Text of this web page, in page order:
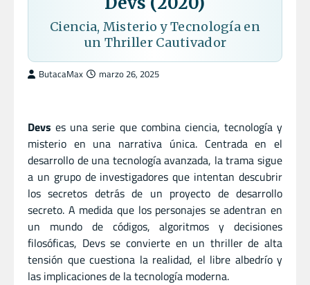
Ciencia, Misterio y Tecnología en
un Thriller Cautivador
ButacaMax marzo 26, 2025
Devs es una serie que combina ciencia, tecnología y
misterio en una narrativa única. Centrada en el
desarrollo de una tecnología avanzada, la trama sigue
a un grupo de investigadores que intentan descubrir
los secretos detrás de un proyecto de desarrollo
secreto. A medida que los personajes se adentran en
un mundo de códigos, algoritmos y decisiones
filosóficas, Devs se convierte en un thriller de alta
tensión que cuestiona la realidad, el libre albedrío y
las implicaciones de la tecnología moderna.